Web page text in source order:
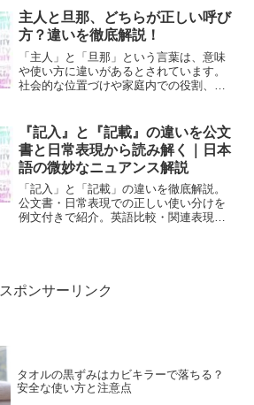
用すると文章全体の印象がぼやけてしま
い、正確さや説得力を欠くこ...
主人と旦那、どちらが正しい呼び
方？違いを徹底解説！
「主人」と「旦那」という言葉は、意味
や使い方に違いがあるとされています。
社会的な位置づけや家庭内での役割、さ
と旦那の違いについて深掘りしてみまし
た。
『記入』と『記載』の違いを公文
書と日常表現から読み解く｜日本
語の微妙なニュアンス解説
「記入」と「記載」の違いを徹底解説。
公文書・日常表現での正しい使い分けを
例文付きで紹介。英語比較・関連表現・
スポンサーリンク
タオルの黒ずみはカビキラーで落ちる？
安全な使い方と注意点